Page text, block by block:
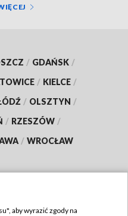
/ GDAŃSK /
/ KIELCE /
/ OLSZTYN /
/ RZESZÓW /
/ WROCŁAW
aby wyrazić zgody na